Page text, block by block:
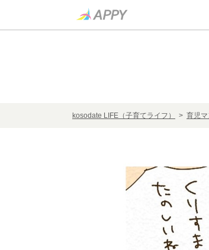
kosodate LIFE（子育てライフ） > 育児